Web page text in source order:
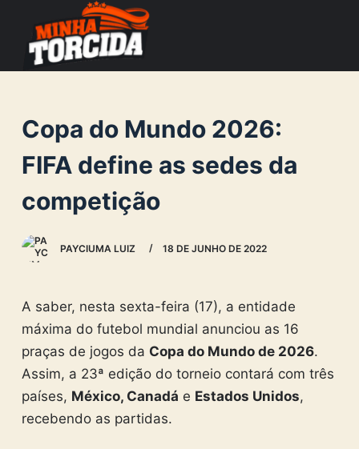
o
c
o
n
e
Copa do Mundo 2026:
FIFA define as sedes da
competição
PAYCIUMA LUIZ 18 DE JUNHO DE 2022
A saber, nesta sexta-feira (17), a entidade
máxima do futebol mundial anunciou as 16
praças de jogos da Copa do Mundo de 2026.
Assim, a 23ª edição do torneio contará com três
países, México, Canadá e Estados Unidos,
recebendo as partidas.